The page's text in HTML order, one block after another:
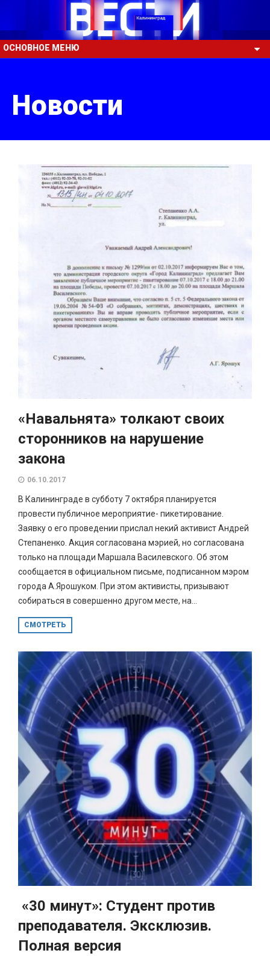
ОСНОВНОЕ МЕНЮ
Новости
«Навальнята» толкают своих
сторонников на нарушение
закона
06.10.2017
В Калининграде в субботу 7 октября планируется
провести публичное мероприятие- пикетирование.
Заявку о его проведении прислал некий активист Андрей
Степаненко. Акция согласована мэрией, но согласована
только на площади Маршала Василевского. Об этом
сообщается в официальном письме, подписанном мэром
города А.Ярошуком. При этом активисты, призывают
собираться в совершенно другом месте, на...
СМОТРЕТЬ
«30 минут»: Студент против
преподавателя. Эксклюзив.
Полная версия